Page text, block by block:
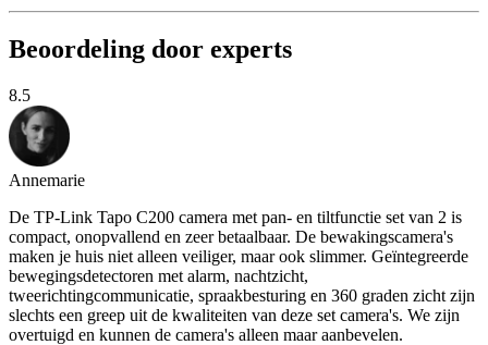
Beoordeling door experts
8.5
Annemarie
De TP-Link Tapo C200 camera met pan- en tiltfunctie set van 2 is
compact, onopvallend en zeer betaalbaar. De bewakingscamera's
maken je huis niet alleen veiliger, maar ook slimmer. Geïntegreerde
bewegingsdetectoren met alarm, nachtzicht,
tweerichtingcommunicatie, spraakbesturing en 360 graden zicht zijn
slechts een greep uit de kwaliteiten van deze set camera's. We zijn
overtuigd en kunnen de camera's alleen maar aanbevelen.